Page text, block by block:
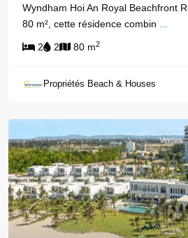
Wyndham Hoi An Royal Beachfront
80 m², cette résidence combin
2 2 80 m2
Propriétés Beach & Houses
Previous
Ventes